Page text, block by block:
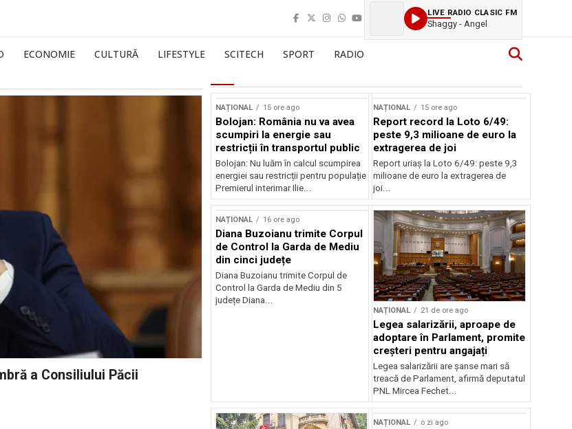
LIVE RADIO CLASIC FM
Shaggy - Angel
ECONOMIE CULTURĂ LIFESTYLE SCITECH SPORT RADIO
a Consiliului Păcii
NAȚIONAL 15 ore ago
Bolojan: România nu va avea
scumpiri la energie sau
restricții în transportul public
Bolojan: Nu luăm în calcul scumpirea
energiei sau restricții pentru populație
Premierul interimar Ilie...
NAȚIONAL 15 ore ago
Report record la Loto 6/49:
peste 9,3 milioane de euro la
extragerea de joi
Report uriaș la Loto 6/49: peste 9,3
milioane de euro la extragerea de
joi...
NAȚIONAL 16 ore ago
Diana Buzoianu trimite Corpul
de Control la Garda de Mediu
din cinci județe
Diana Buzoianu trimite Corpul de
Control la Garda de Mediu din 5
județe Diana...
NAȚIONAL 21 de ore ago
Legea salarizării, aproape de
adoptare în Parlament, promite
creșteri pentru angajați
Legea salarizării are șanse mari să
treacă de Parlament, afirmă deputatul
PNL Mircea Fechet...
NAȚIONAL o zi ago